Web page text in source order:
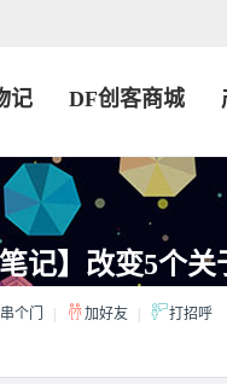
记 DF创客商城
记】改变5个
串个门 加好友 打招呼